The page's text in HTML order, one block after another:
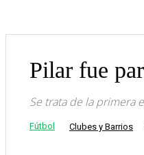
Pilar fue
Se trata de la primera
Fútbol Clubes y Barrios